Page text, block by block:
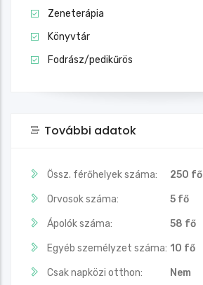
Zeneterápia
Könyvtár
Fodrász/pedikűrös
További adatok
Össz. férőhelyek száma: 250 fő
Orvosok száma: 5 fő
Ápolók száma: 58 fő
Egyéb személyzet száma: 10 fő
Csak napközi otthon: Nem